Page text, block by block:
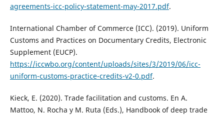
agreements-icc-policy-statement-may-2017.pdf.
International Chamber of Commerce (ICC). (2019). Uniform
Customs and Practices on Documentary Credits, Electronic
Supplement (EUCP).
https://iccwbo.org/content/uploads/sites/3/2019/06/icc-
uniform-customs-practice-credits-v2-0.pdf.
Kieck, E. (2020). Trade facilitation and customs. En A.
Mattoo, N. Rocha y M. Ruta (Eds.), Handbook of deep trade